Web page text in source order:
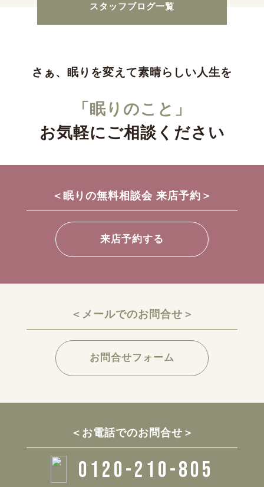
スタッフブログ一覧
さぁ、眠りを変えて素晴らしい人生を
「眠りのこと」
お気軽にご相談ください
＜眠りの無料相談会 来店予約＞
来店予約する
＜メールでのお問合せ＞
お問合せフォーム
＜お電話でのお問合せ＞
0120-210-805